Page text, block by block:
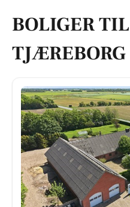
BOLIGER
TJÆREBORG